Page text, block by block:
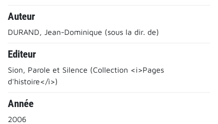
Auteur
DURAND, Jean-Dominique (sous la dir. de)
Editeur
Sion, Parole et Silence (Collection <i>Pages
d'histoire</i>)
Année
2006